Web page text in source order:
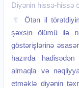
Diyənin hissə-hissə
Ötən il
şəxsin ölümü ilə
göstərişlərinə
hazırda
almaqla və
etməklə diyənin